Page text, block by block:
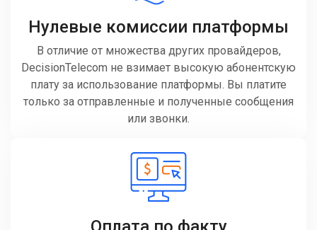
Нулевые комиссии платформы
В отличие от множества других провайдеров,
DecisionTelecom не взимает высокую абонентскую
плату за использование платформы. Вы платите
только за отправленные и полученные сообщения
или звонки.